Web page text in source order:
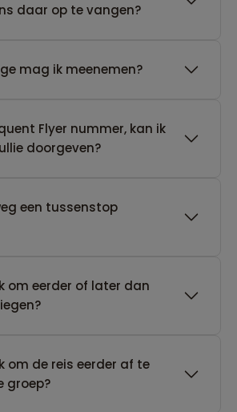
daar op te vangen?
mag ik meenemen?
Flyer nummer, kan ik
doorgeven?
een tussenstop
om eerder of later dan
om de reis eerder af te
groep?